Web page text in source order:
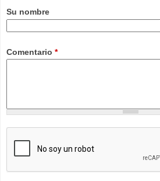
Su nombre
Comentario *